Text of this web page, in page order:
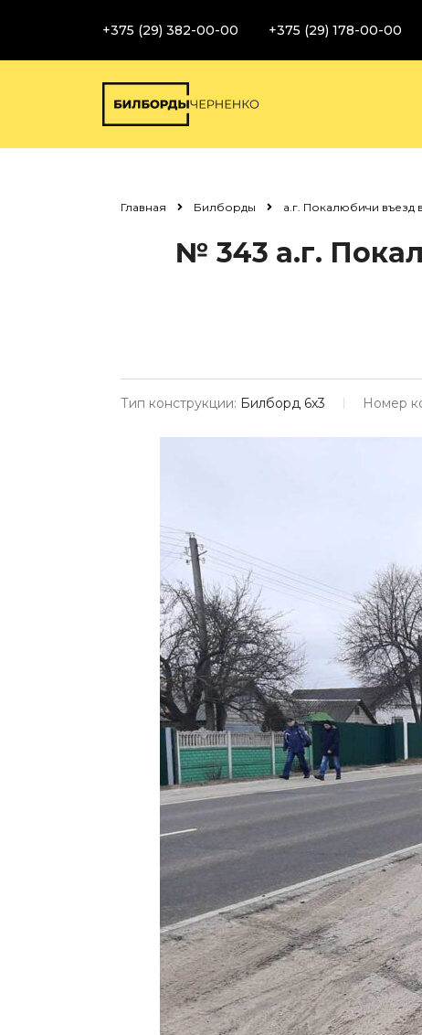
+375 (29) 382-00-00 +375 (29) 178-00-00
Главная Билборды а.г. Покалюбичи въезд
№ 343 а.г.
Тип конструкции: Билборд 6х3 Номер